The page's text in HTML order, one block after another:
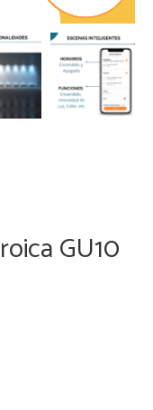
GU10